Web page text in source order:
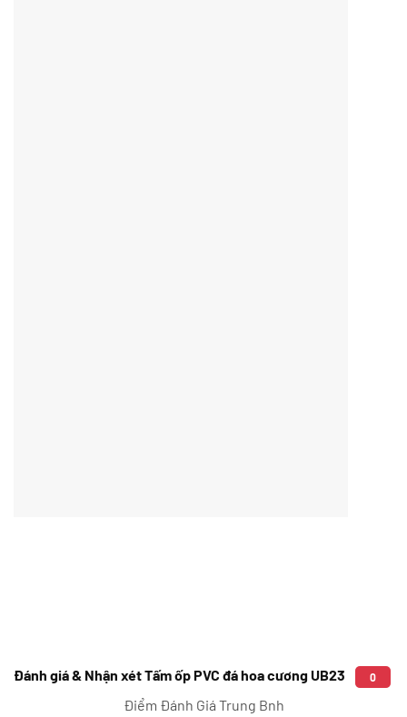
Đánh giá & Nhận xét Tấm ốp PVC đá hoa cương UB23 0
Điểm Đánh Giá Trung Bnh